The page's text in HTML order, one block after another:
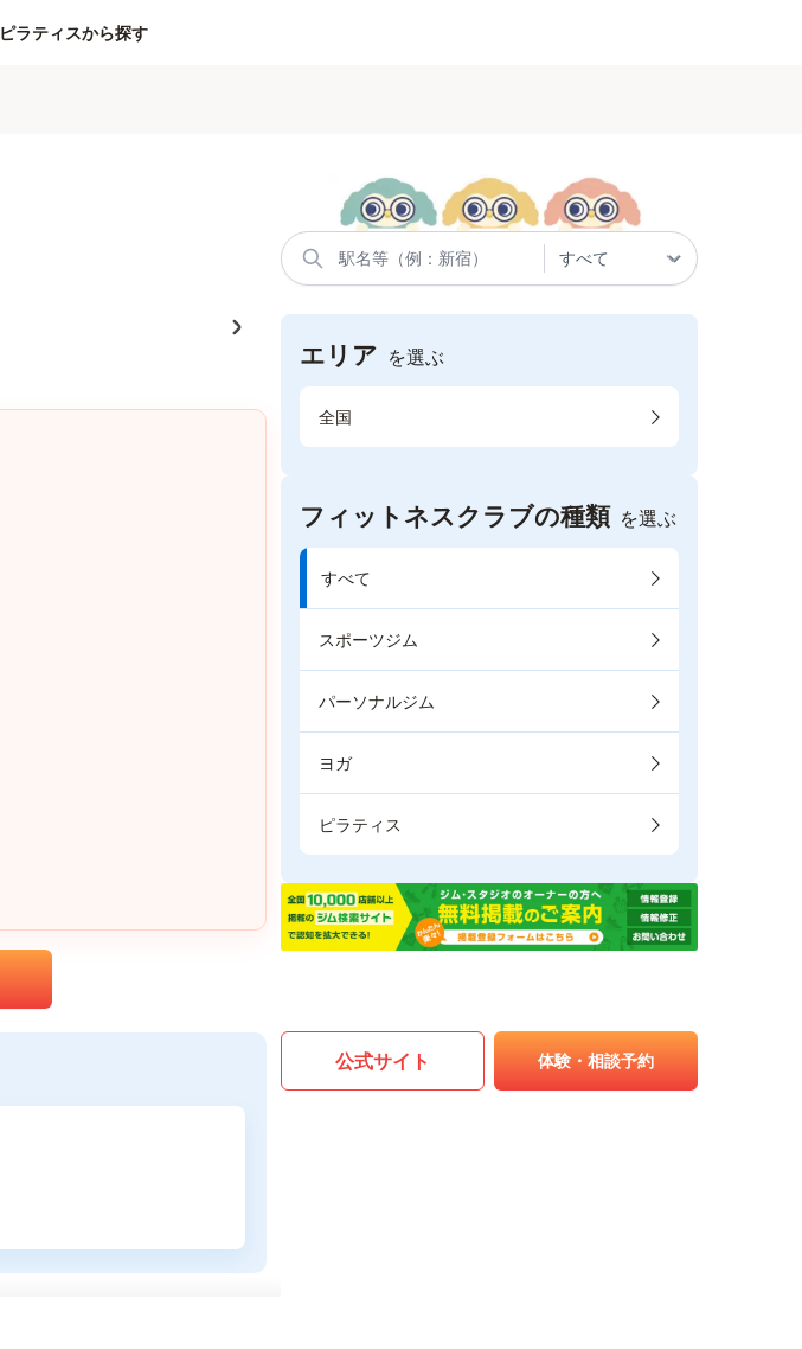
ピラティスから探す
エリア を選ぶ
全国
フィットネスクラブの種類 を選ぶ
すべて
スポーツジム
パーソナルジム
ヨガ
ピラティス
公式サイト 体験・相談予約